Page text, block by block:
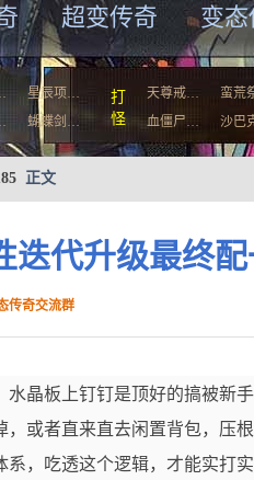
超变传奇 变
星辰项…
蝴蝶剑…
打
怪
天尊戒…
蛮荒
血僵尸…
沙巴
正文
迭代升级最终
传奇交流群
水晶板上钉钉是顶好的搞被新
，或者直来直去闲置背包，压
系，吃透这个逻辑，才能实打